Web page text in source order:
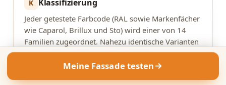
K Klassifizierung
Jeder getestete Farbcode (RAL sowie Markenfächer
wie Caparol, Brillux und Sto) wird einer von 14
Familien zugeordnet. Nahezu identische Varianten
eines Codes werden zusammengefasst.
Meine Fassade testen